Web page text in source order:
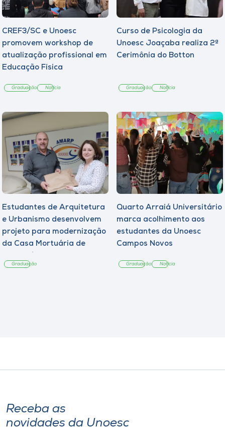
CREF3/SC e Unoesc
promovem workshop de
atualização profissional em
Educação Física
Graduação Notícia
Curso de Psicologia da
Unoesc Joaçaba realiza 2ª
Cerimônia do Botton
Graduação Notícia
Estudantes de Arquitetura
e Urbanismo desenvolvem
projeto para modernização
da Casa Mortuária de
Graduação
Quarto Arraiá Universitário
marca acolhimento aos
estudantes da Unoesc
Campos Novos
Graduação Notícia
Receba as
novidades da Unoesc